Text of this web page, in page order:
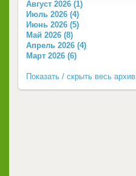
Август 2026 (1)
Июль 2026 (4)
Июнь 2026 (5)
Май 2026 (8)
Апрель 2026 (4)
Март 2026 (6)
Показать / скрыть весь архив